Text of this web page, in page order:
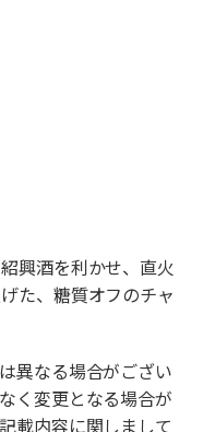
興酒を利かせ、直火
た、糖質オフのチャ
異なる場合がござい
く変更となる場合が
載内容に関しまして